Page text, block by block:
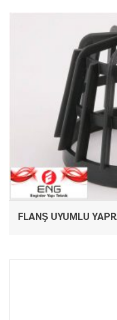
FLANŞ UYUMLU